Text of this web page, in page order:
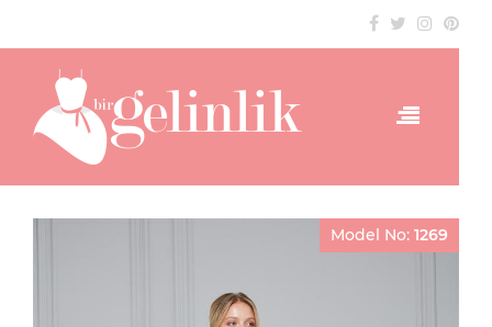
Model No: 1269